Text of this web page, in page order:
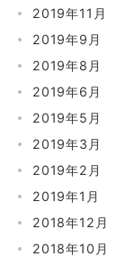
2019年11月
2019年9月
2019年8月
2019年6月
2019年5月
2019年3月
2019年2月
2019年1月
2018年12月
2018年10月